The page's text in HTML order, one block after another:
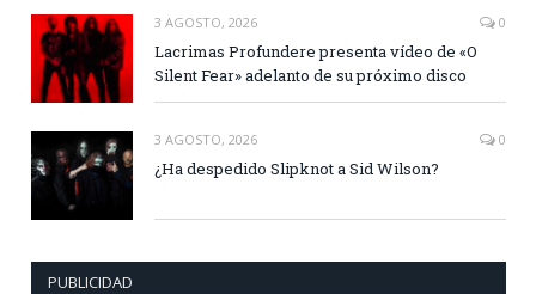
3 AGOSTO, 2026 0
Lacrimas Profundere presenta vídeo de «O
Silent Fear» adelanto de su próximo disco
3 AGOSTO, 2026 0
¿Ha despedido Slipknot a Sid Wilson?
PUBLICIDAD